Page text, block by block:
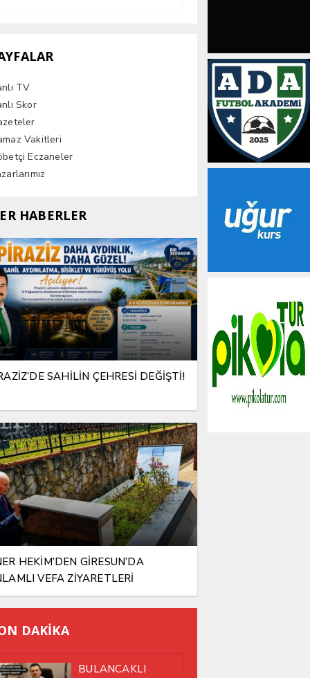
TV
Skor
Vakitleri
Eczaneler
HABERLER
SAHİLİN ÇEHRESİ DEĞİŞTİ!
HEKİM’DEN GİRESUN’DA
VEFA ZİYARETLERİ
DAKİKA
BULANCAKLI